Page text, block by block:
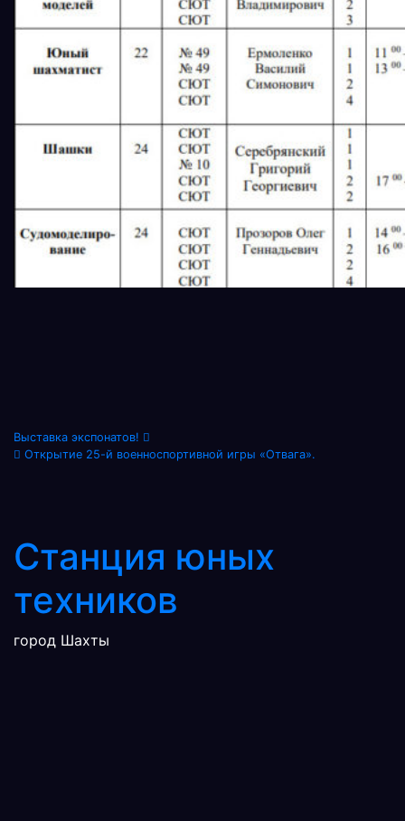
Навигация
Выставка экспонатов!
Открытие 25-й военноспортивной игры «Отвага».
Станция юных
техников
город Шахты